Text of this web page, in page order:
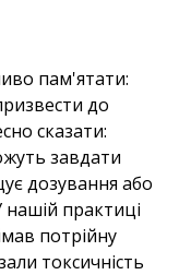
пам'ятати:
до
сказати:
завдати
дозування або
нашій практиці
потрійну
токсичність